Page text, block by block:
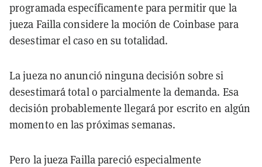
programada específicamente para permitir que la
jueza Failla considere la moción de Coinbase para
desestimar el caso en su totalidad.
La jueza no anunció ninguna decisión sobre si
desestimará total o parcialmente la demanda. Esa
decisión probablemente llegará por escrito en algún
momento en las próximas semanas.
Pero la jueza Failla pareció especialmente